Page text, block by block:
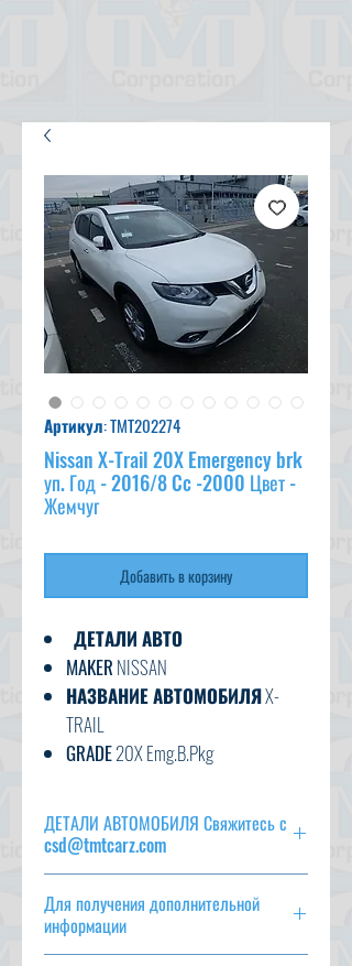
Артикул: TMT202274
Nissan X-Trail 20X Emergency brk
уп. Год - 2016/8 Cc -2000 Цвет -
Жемчуг
Добавить в корзину
ДЕТАЛИ АВТО
MAKER NISSAN
НАЗВАНИЕ АВТОМОБИЛЯX-
TRAIL
GRADE20X Emg.B.Pkg
ГОД 2016/8 2016/2
CC2000
ТРАНСМИССИЯНА
ТОПЛИВОБЕНЗИН
EXT.COLOR
ВНУТРЕННИЙ ЦВЕТЧЕРНЫЙ
ДЕТАЛИ АВТОМОБИЛЯ Свяжитесь с
csd@tmtcarz.com
НАЗВАНИЕ АВТОМОБИЛЯX-TRAIL
GRADE20X Emg.B.Pkg
C.CODENT32-539 ***
Для получения дополнительной
информации